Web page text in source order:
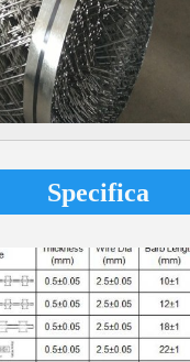
Specifica